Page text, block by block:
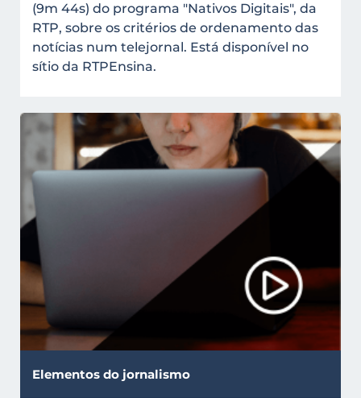
(9m 44s) do programa "Nativos Digitais", da
RTP, sobre os critérios de ordenamento das
notícias num telejornal. Está disponível no
sítio da RTPEnsina.
Elementos do jornalismo